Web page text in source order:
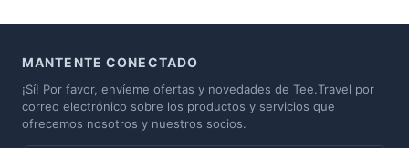
MANTENTE CONECTADO
¡Sí! Por favor, envíeme ofertas y novedades de Tee.Travel por
correo electrónico sobre los productos y servicios que
ofrecemos nosotros y nuestros socios.